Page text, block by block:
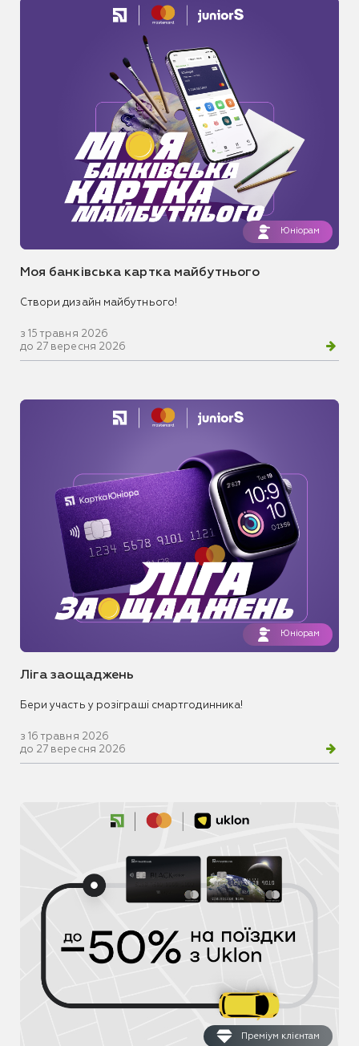
Юніорам
Моя банківська картка майбутнього
Створи дизайн майбутнього!
з 15 травня 2026
до 27 вересня 2026
Юніорам
Ліга заощаджень
Бери участь у розіграші смартгодинника!
з 16 травня 2026
до 27 вересня 2026
Преміум клієнтам